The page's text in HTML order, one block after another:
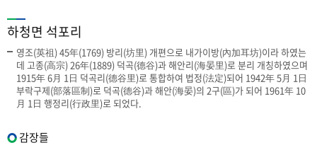
하청면 석포리
영조(英祖) 45年(1769) 방리(坊里) 개편으로 내가이방(內加耳坊)이라 하였는
데 고종(高宗) 26年(1889) 덕곡(德谷)과 해안리(海晏里)로 분리 개칭하였으며
1915年 6月 1日 덕곡리(德谷里)로 통합하여 법정(法定)되어 1942年 5月 1日
부락구제(部落區制)로 덕곡(德谷)과 해안(海晏)의 2구(區)가 되어 1961年 10
月 1日 행정리(行政里)로 되었다.
감장들